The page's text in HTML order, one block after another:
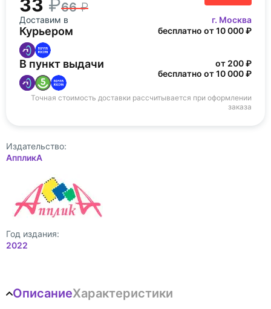
33 66
Доставим в г. Москва
Курьером бесплатно от 10 000 ₽
В пункт выдачи
от 200 ₽
бесплатно от 10 000 ₽
Точная стоимость доставки рассчитывается при оформлении
заказа
Издательство:
АппликА
Год издания:
2022
ОписаниеХарактеристики